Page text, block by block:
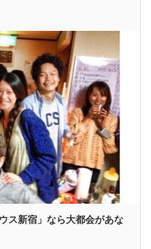
ス新宿」なら大都会があな